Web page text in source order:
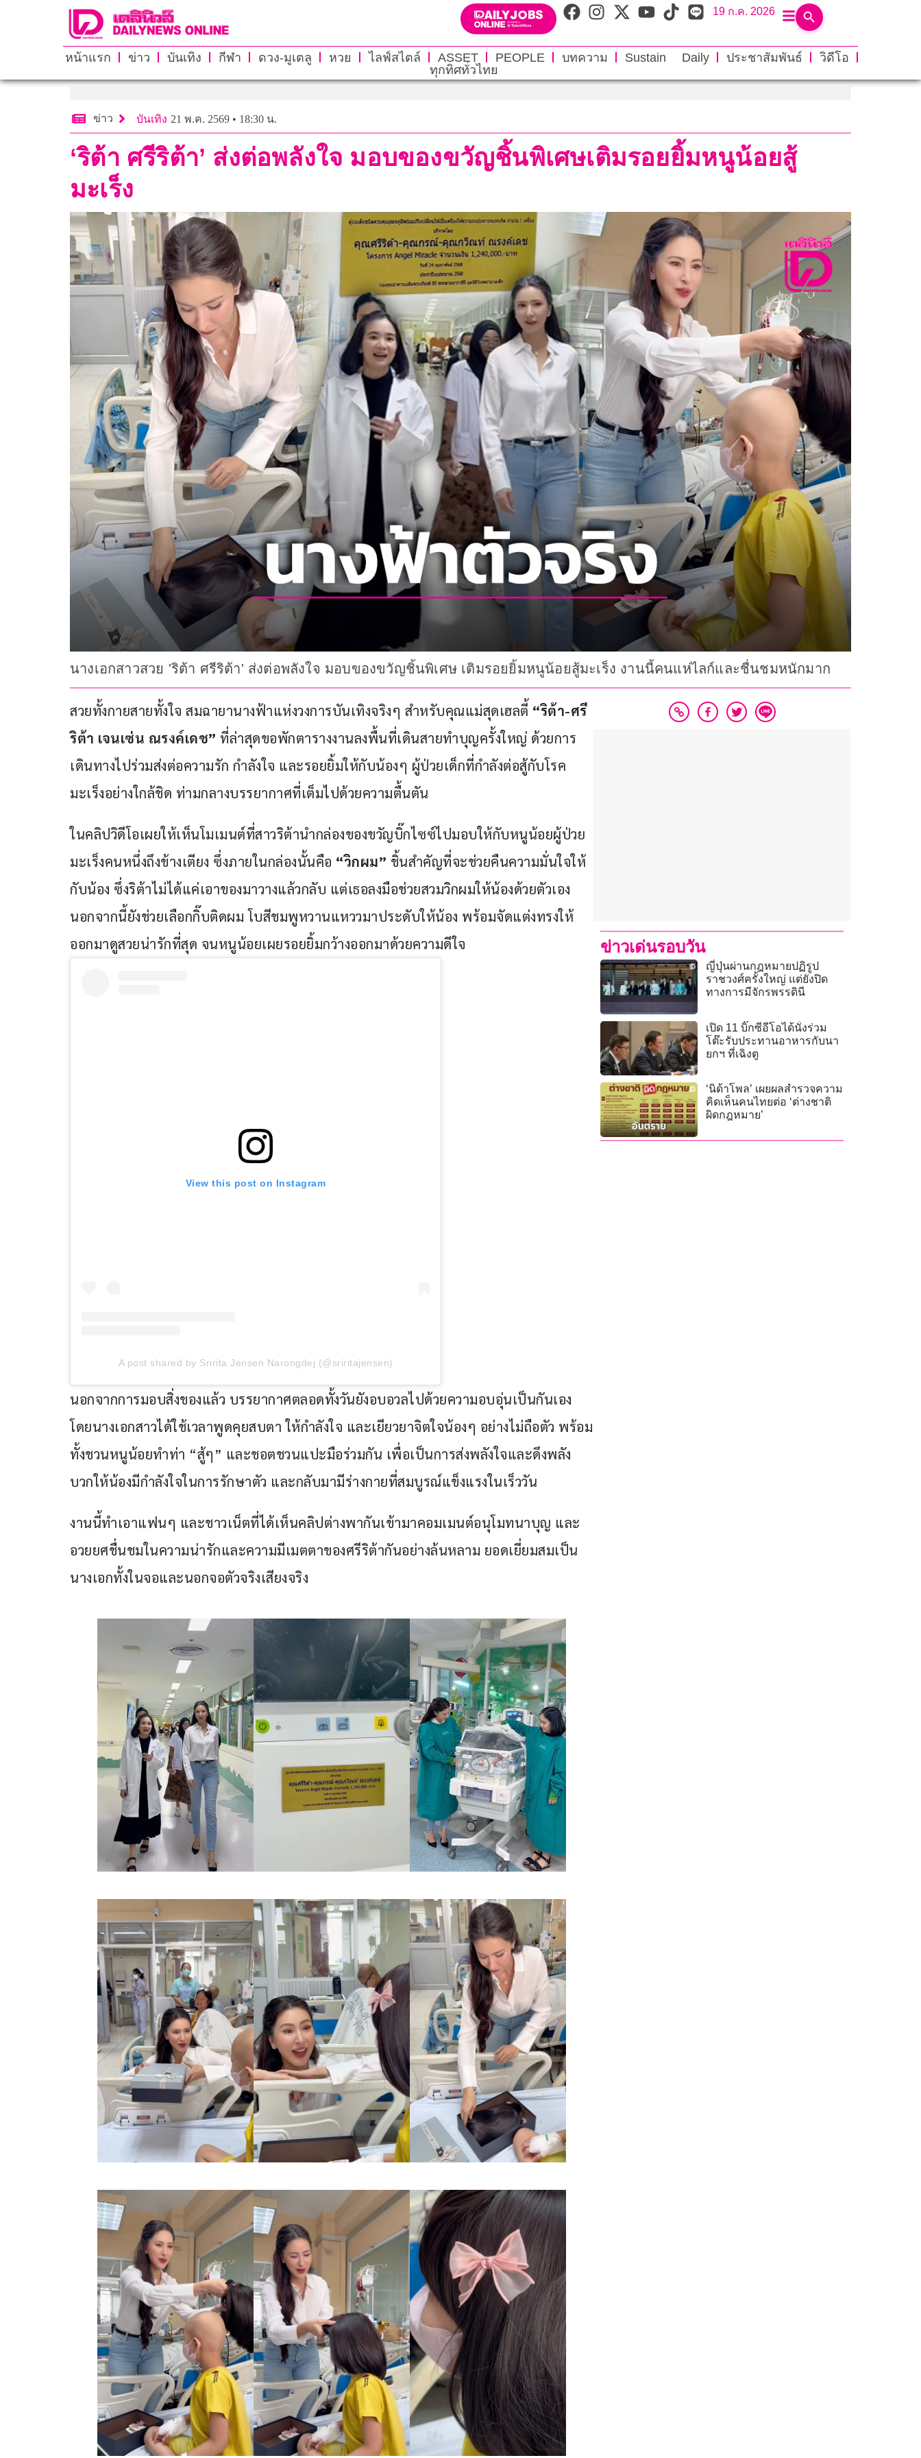
19 ก.ค. 2026
หน้าแรก ข่าว บันเทิง กีฬา ดวง-มูเตลู หวย ไลฟ์สไตล์ ASSET PEOPLE บทความ Sustain Daily ประชาสัมพันธ์
วิดีโอ
ทุกทิศทั่วไทย
ข่าว บันเทิง 21 พ.ค. 2569 • 18:30 น.
‘ริต้า ศรีริต้า’ ส่งต่อพลังใจ มอบของขวัญชิ้นพิเศษเติมรอยยิ้มหนูน้อยสู้
มะเร็ง
นางเอกสาวสวย 'ริต้า ศรีริต้า' ส่งต่อพลังใจ มอบของขวัญชิ้นพิเศษ เติมรอยยิ้มหนูน้อยสู้มะเร็ง งานนี้คนแห่ไลก์และชื่นชมหนักมาก
สวยทั้งกายสายทั้งใจ สมฉายานางฟ้าแห่งวงการบันเทิงจริงๆ สำหรับคุณแม่สุดเฮลตี้ “ริต้า-ศรี
ริต้า เจนเซ่น ณรงค์เดช” ที่ล่าสุดขอพักตารางงานลงพื้นที่เดินสายทำบุญครั้งใหญ่ ด้วยการ
เดินทางไปร่วมส่งต่อความรัก กำลังใจ และรอยยิ้มให้กับน้องๆ ผู้ป่วยเด็กที่กำลังต่อสู้กับโรค
มะเร็งอย่างใกล้ชิด ท่ามกลางบรรยากาศที่เต็มไปด้วยความตื้นตัน
ในคลิปวิดีโอเผยให้เห็นโมเมนต์ที่สาวริต้านำกล่องของขวัญบิ๊กไซซ์ไปมอบให้กับหนูน้อยผู้ป่วย
มะเร็งคนหนึ่งถึงข้างเตียง ซึ่งภายในกล่องนั้นคือ “วิกผม” ชิ้นสำคัญที่จะช่วยคืนความมั่นใจให้
กับน้อง ซึ่งริต้าไม่ได้แค่เอาของมาวางแล้วกลับ แต่เธอลงมือช่วยสวมวิกผมให้น้องด้วยตัวเอง
นอกจากนี้ยังช่วยเลือกกิ๊บติดผม โบสีชมพูหวานแหววมาประดับให้น้อง พร้อมจัดแต่งทรงให้
ออกมาดูสวยน่ารักที่สุด จนหนูน้อยเผยรอยยิ้มกว้างออกมาด้วยความดีใจ
View this post on Instagram
A post shared by Sririta Jensen Narongdej (@sriritajensen)
นอกจากการมอบสิ่งของแล้ว บรรยากาศตลอดทั้งวันยังอบอวลไปด้วยความอบอุ่นเป็นกันเอง
โดยนางเอกสาวได้ใช้เวลาพูดคุยสบตา ให้กำลังใจ และเยียวยาจิตใจน้องๆ อย่างไม่ถือตัว พร้อม
ทั้งชวนหนูน้อยทำท่า “สู้ๆ” และชอตชวนแปะมือร่วมกัน เพื่อเป็นการส่งพลังใจและดึงพลัง
บวกให้น้องมีกำลังใจในการรักษาตัว และกลับมามีร่างกายที่สมบูรณ์แข็งแรงในเร็ววัน
งานนี้ทำเอาแฟนๆ และชาวเน็ตที่ได้เห็นคลิปต่างพากันเข้ามาคอมเมนต์อนุโมทนาบุญ และ
อวยยศชื่นชมในความน่ารักและความมีเมตตาของศรีริต้ากันอย่างล้นหลาม ยอดเยี่ยมสมเป็น
นางเอกทั้งในจอและนอกจอตัวจริงเสียงจริง
ข่าวเด่นรอบวัน
ญี่ปุ่นผ่านกฎหมายปฏิรูป
ราชวงศ์ครั้งใหญ่ แต่ยังปิด
ทางการมีจักรพรรดินี
เปิด 11 บิ๊กซีอีโอได้นั่งร่วม
โต๊ะรับประทานอาหารกับนา
ยกฯ ที่เฉิงตู
‘นิด้าโพล’ เผยผลสำรวจความ
คิดเห็นคนไทยต่อ ‘ต่างชาติ
ผิดกฎหมาย’